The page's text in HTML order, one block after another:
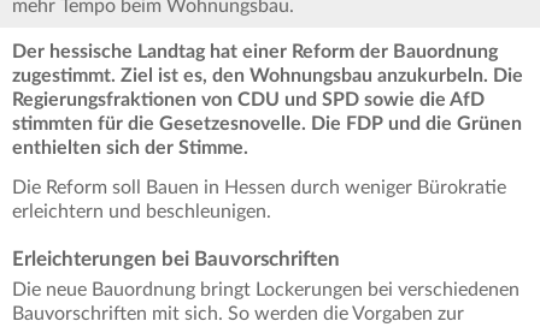
mehr Tempo beim Wohnungsbau.
Der hessische Landtag hat einer Reform der Bauordnung
zugestimmt. Ziel ist es, den Wohnungsbau anzukurbeln. Die
Regierungsfraktionen von CDU und SPD sowie die AfD
stimmten für die Gesetzesnovelle. Die FDP und die Grünen
enthielten sich der Stimme.
Die Reform soll Bauen in Hessen durch weniger Bürokratie
erleichtern und beschleunigen.
Erleichterungen bei Bauvorschriften
Die neue Bauordnung bringt Lockerungen bei verschiedenen
Bauvorschriften mit sich. So werden die Vorgaben zur